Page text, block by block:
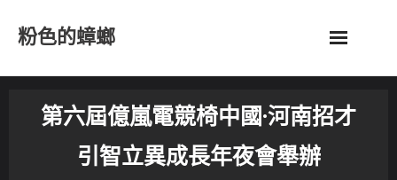
粉色的蟑螂
第六屆億嵐電競椅中國·河南招才
引智立異成長年夜會舉辦